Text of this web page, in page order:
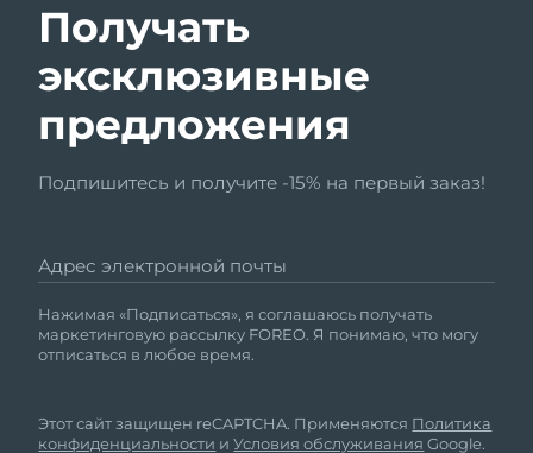
Получать
эксклюзивные
предложения
Подпишитесь и получите -15% на первый заказ!
Адрес электронной почты
Нажимая «Подписаться», я соглашаюсь получать
маркетинговую рассылку FOREO. Я понимаю, что могу
отписаться в любое время.
Этот сайт защищен reCAPTCHA. Применяются Политика
конфиденциальности иУсловия обслуживания Google.